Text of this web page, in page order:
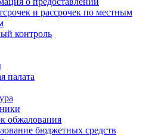
и рассрочек по местным
контроль
палата
обжалования
бюджетных средств